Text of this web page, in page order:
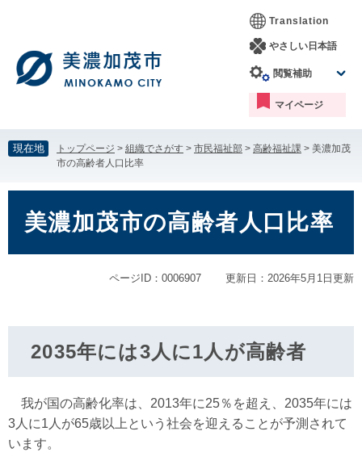
す。
し
て
本
へ
Translation
やさしい日本語
閲覧補助
マイページ
現在地 トップページ > 組織でさがす > 市民福祉部 > 高齢福祉課 > 美濃加茂
市の高齢者人口比率
美濃加茂市の高齢者人口比率
ページID：0006907 更新日：2026年5月1日更新
2035年には3人に1人が高齢者
我が国の高齢化率は、2013年に25％を超え、2035年には
3人に1人が65歳以上という社会を迎えることが予測されて
います。